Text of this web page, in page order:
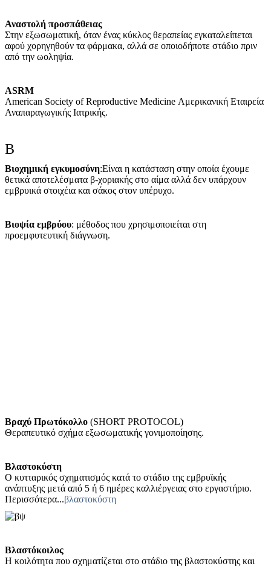
Αναστολή προσπάθειας
Στην εξωσωματική, όταν ένας κύκλος θεραπείας εγκαταλείπεται
αφού χορηγηθούν τα φάρμακα, αλλά σε οποιοδήποτε στάδιο πριν
από την ωοληψία.
ASRM
American Society of Reproductive Medicine Αμερικανική Εταιρεία
Αναπαραγωγικής Ιατρικής.
Β
Βιοχημική εγκυμοσύνη:Είναι η κατάσταση στην οποία έχουμε
θετικά αποτελέσματα β-χοριακής στο αίμα αλλά δεν υπάρχουν
εμβρυικά στοιχέια και σάκος στον υπέρυχο.
Βιοψία εμβρύου: μέθοδος που χρησιμοποιείται στη
προεμφυτευτική διάγνωση.
Βραχύ Πρωτόκολλο (SHORT PROTOCOL)
Θεραπευτικό σχήμα εξωσωματικής γονιμοποίησης.
Βλαστοκύστη
Ο κυτταρικός σχηματισμός κατά το στάδιο της εμβρυϊκής
ανάπτυξης μετά από 5 ή 6 ημέρες καλλιέργειας στο εργαστήριο.
Περισσότερα...βλαστοκύστη
Βλαστόκοιλος
Η κοιλότητα που σχηματίζεται στο στάδιο της βλαστοκύστης και